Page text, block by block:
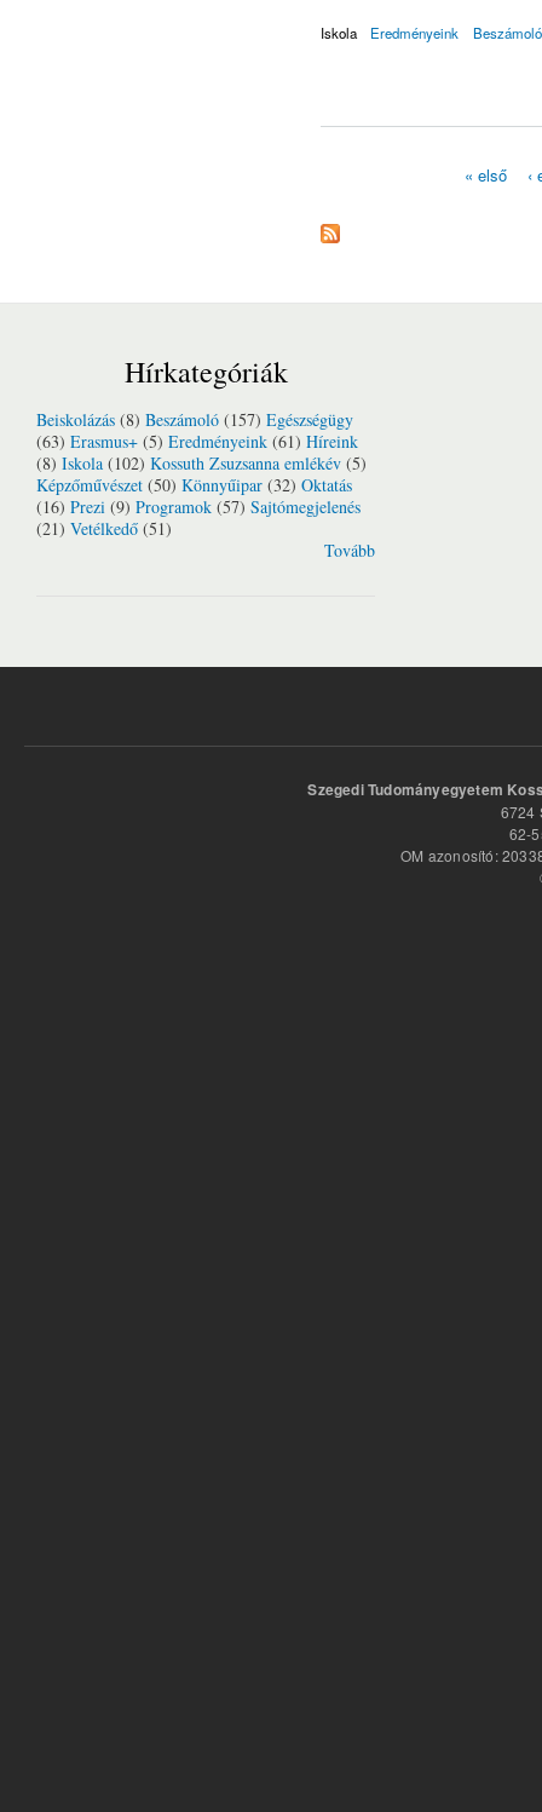
Iskola Eredményeink Beszámoló
« első ‹
Hírkategóriák
Beiskolázás (8) Beszámoló (157) Egészségügy
(63) Erasmus+ (5) Eredményeink (61) Híreink
(8) Iskola (102) Kossuth Zsuzsanna emlékév (5)
Képzőművészet (50) Könnyűipar (32) Oktatás
(16) Prezi (9) Programok (57) Sajtómegjelenés
(21) Vetélkedő (51)
Tovább
Szegedi Tudományegyetem
6724
62-
OM azonosító: